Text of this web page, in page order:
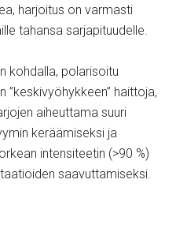
harjoitus on varmasti
tahansa sarjapituudelle.
kohdalla, polarisoitu
haittoja,
aiheuttama suuri
keräämiseksi ja
intensiteetin (>90 %)
saavuttamiseksi.